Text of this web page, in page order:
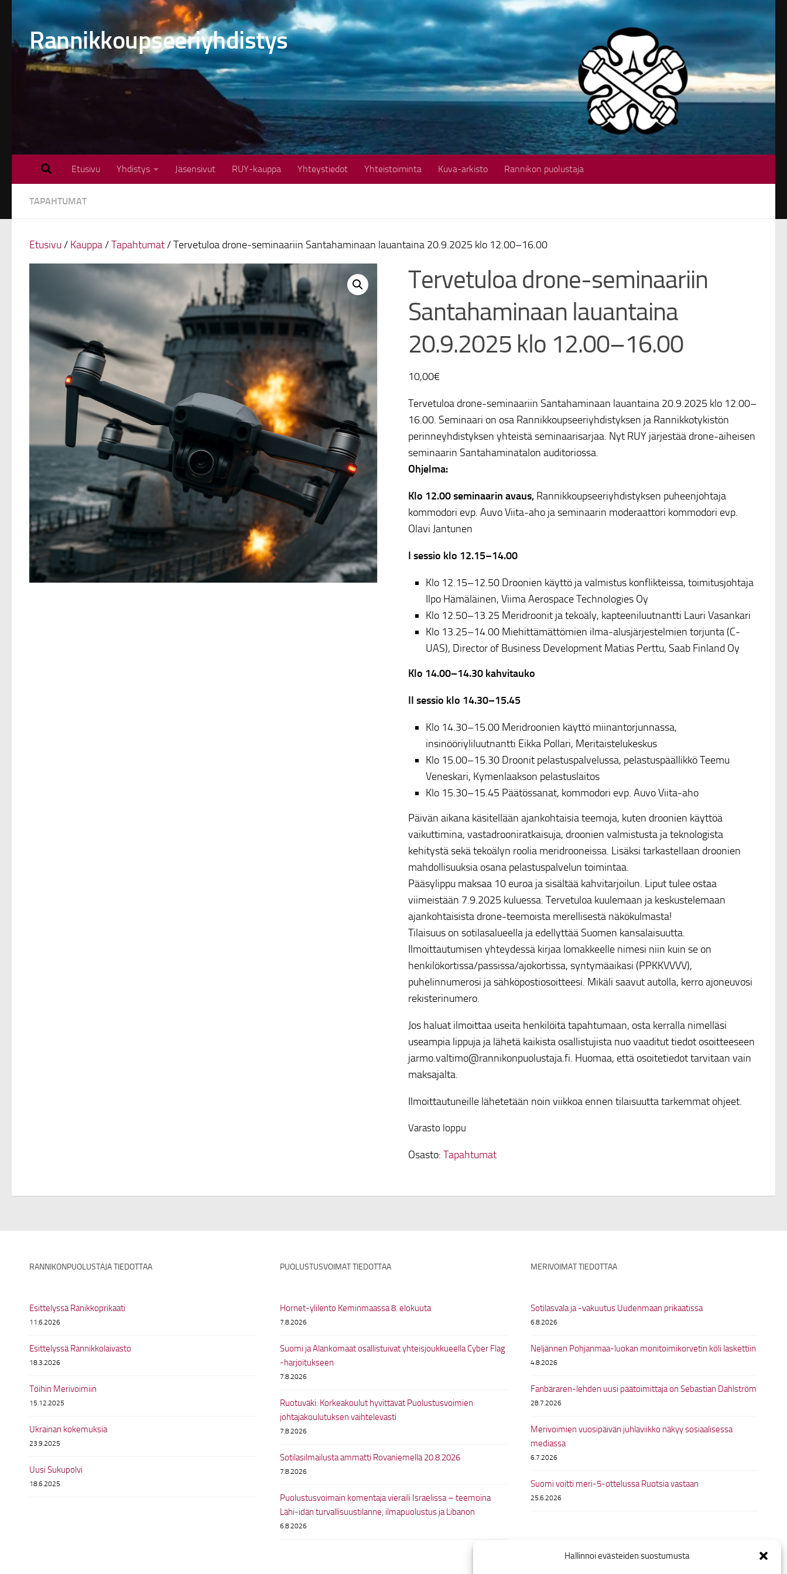
Hallinnoi evästeiden suostumusta
Skip to content
Rannikkoupseeriyhdistys
Etusivu Yhdistys Jäsensivut RUY-kauppa Yhteystiedot Yhteistoiminta Kuva-arkisto Rannikon puolustaja
TAPAHTUMAT
Etusivu/ Kauppa/Tapahtumat/ Tervetuloa drone-seminaariin Santahaminaan lauantaina 20.9.2025 klo 12.00–16.00
Tervetuloa drone-seminaariin
Santahaminaan lauantaina
20.9.2025 klo 12.00–16.00
10,00€
Tervetuloa drone-seminaariin Santahaminaan lauantaina 20.9.2025 klo 12.00–
16.00. Seminaari on osa Rannikkoupseeriyhdistyksen ja Rannikkotykistön
perinneyhdistyksen yhteistä seminaarisarjaa. Nyt RUY järjestää drone-aiheisen
seminaarin Santahaminatalon auditoriossa.
Ohjelma:
Klo 12.00 seminaarin avaus, Rannikkoupseeriyhdistyksen puheenjohtaja
kommodori evp. Auvo Viita-aho ja seminaarin moderaattori kommodori evp.
Olavi Jantunen
I sessio klo 12.15–14.00
Klo 12.15–12.50 Droonien käyttö ja valmistus konflikteissa, toimitusjohtaja
Ilpo Hämäläinen, Viima Aerospace Technologies Oy
Klo 12.50–13.25 Meridroonit ja tekoäly, kapteeniluutnantti Lauri Vasankari
Klo 13.25–14.00 Miehittämättömien ilma-alusjärjestelmien torjunta (C-
UAS), Director of Business Development Matias Perttu, Saab Finland Oy
Klo 14.00–14.30 kahvitauko
II sessio klo 14.30–15.45
Klo 14.30–15.00 Meridroonien käyttö miinantorjunnassa,
insinööriyliluutnantti Eikka Pollari, Meritaistelukeskus
Klo 15.00–15.30 Droonit pelastuspalvelussa, pelastuspäällikkö Teemu
Veneskari, Kymenlaakson pelastuslaitos
Klo 15.30–15.45 Päätössanat, kommodori evp. Auvo Viita-aho
Päivän aikana käsitellään ajankohtaisia teemoja, kuten droonien käyttöä
vaikuttimina, vastadrooniratkaisuja, droonien valmistusta ja teknologista
kehitystä sekä tekoälyn roolia meridrooneissa. Lisäksi tarkastellaan droonien
mahdollisuuksia osana pelastuspalvelun toimintaa.
Pääsylippu maksaa 10 euroa ja sisältää kahvitarjoilun. Liput tulee ostaa
viimeistään 7.9.2025 kuluessa. Tervetuloa kuulemaan ja keskustelemaan
ajankohtaisista drone-teemoista merellisestä näkökulmasta!
Tilaisuus on sotilasalueella ja edellyttää Suomen kansalaisuutta.
Ilmoittautumisen yhteydessä kirjaa lomakkeelle nimesi niin kuin se on
henkilökortissa/passissa/ajokortissa, syntymäaikasi (PPKKVVVV),
puhelinnumerosi ja sähköpostiosoitteesi. Mikäli saavut autolla, kerro ajoneuvosi
rekisterinumero.
Jos haluat ilmoittaa useita henkilöitä tapahtumaan, osta kerralla nimelläsi
useampia lippuja ja lähetä kaikista osallistujista nuo vaaditut tiedot osoitteeseen
jarmo.valtimo@rannikonpuolustaja.fi. Huomaa, että osoitetiedot tarvitaan vain
maksajalta.
Ilmoittautuneille lähetetään noin viikkoa ennen tilaisuutta tarkemmat ohjeet.
Varasto loppu
Osasto: Tapahtumat
RANNIKONPUOLUSTAJA TIEDOTTAA
Esittelyssä Ranikkoprikaati
11.6.2026
Esittelyssä Rannikkolaivasto
18.3.2026
Töihin Merivoimiin
15.12.2025
Ukrainan kokemuksia
23.9.2025
Uusi Sukupolvi
18.6.2025
PUOLUSTUSVOIMAT TIEDOTTAA
Hornet-ylilento Keminmaassa 8. elokuuta
7.8.2026
Suomi ja Alankomaat osallistuivat yhteisjoukkueella Cyber Flag
-harjoitukseen
7.8.2026
Ruotuväki: Korkeakoulut hyvittävät Puolustusvoimien
johtajakoulutuksen vaihtelevasti
7.8.2026
Sotilasilmailusta ammatti Rovaniemellä 20.8.2026
7.8.2026
Puolustusvoimain komentaja vieraili Israelissa – teemoina
Lähi-idän turvallisuustilanne, ilmapuolustus ja Libanon
6.8.2026
MERIVOIMAT TIEDOTTAA
Sotilasvala ja -vakuutus Uudenmaan prikaatissa
6.8.2026
Neljännen Pohjanmaa-luokan monitoimikorvetin köli laskettiin
4.8.2026
Fanbäraren-lehden uusi päätoimittaja on Sebastian Dahlström
28.7.2026
Merivoimien vuosipäivän juhlaviikko näkyy sosiaalisessa
mediassa
6.7.2026
Suomi voitti meri-5-ottelussa Ruotsia vastaan
25.6.2026